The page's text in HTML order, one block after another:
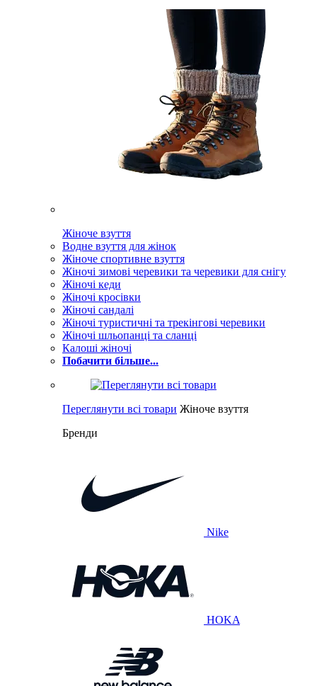
Жіноче взуття
Водне взуття для жінок
Жіноче спортивне взуття
Жіночі зимові черевики та черевики для снігу
Жіночі кеди
Жіночі кросівки
Жіночі сандалі
Жіночі туристичні та трекінгові черевики
Жіночі шльопанці та сланці
Калоші жіночі
Побачити більше...
Переглянути всі товари Жіноче взуття
Бренди
Nike
HOKA